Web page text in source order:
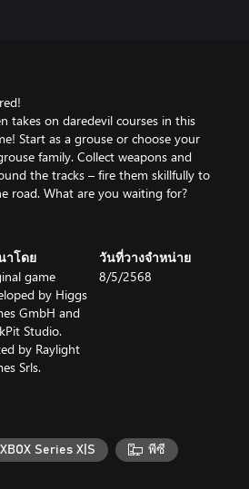
takes on daredevil courses in this
Start as a grouse or choose your
family. Collect weapons and
the tracks – fire them skillfully to
road. What are you waiting for?
าโดย
game
by Higgs
GmbH and
Studio.
by Raylight
Srls.
วันที่วางจำหน่าย
8/5/2568
XBOX Series X|S พีซี